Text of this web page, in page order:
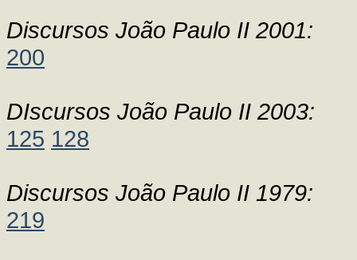
Discursos João Paulo II 2001:
200
DIscursos João Paulo II 2003:
125 128
Discursos João Paulo II 1979:
219